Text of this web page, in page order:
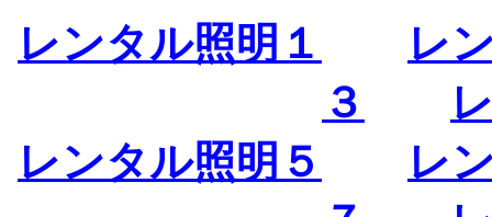
レンタル照明１
レ
３
レンタル照明５
レ